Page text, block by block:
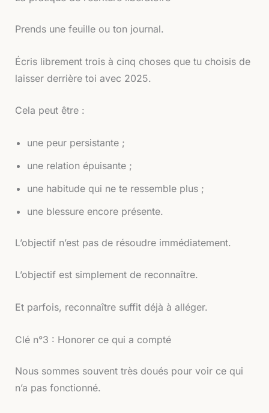
Prends une feuille ou ton journal.
Écris librement trois à cinq choses que tu choisis de
laisser derrière toi avec 2025.
Cela peut être :
une peur persistante ;
une relation épuisante ;
une habitude qui ne te ressemble plus ;
une blessure encore présente.
L’objectif n’est pas de résoudre immédiatement.
L’objectif est simplement de reconnaître.
Et parfois, reconnaître suffit déjà à alléger.
Clé n°3 : Honorer ce qui a compté
Nous sommes souvent très doués pour voir ce qui
n’a pas fonctionné.